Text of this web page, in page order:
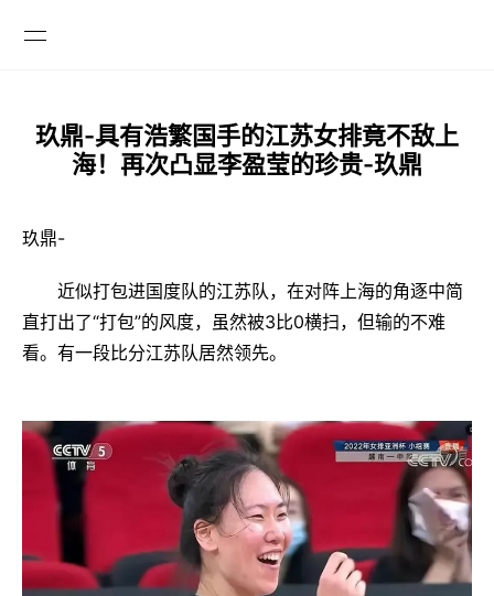

GLOBAL
UNITED STATES
玖鼎-具有浩繁国手的江苏女排竟不敌上
海！再次凸显李盈莹的珍贵-玖鼎
玖鼎-
近似打包进国度队的江苏队，在对阵上海的角逐中简
直打出了“打包”的风度，虽然被3比0横扫，但输的不难
看。有一段比分江苏队居然领先。